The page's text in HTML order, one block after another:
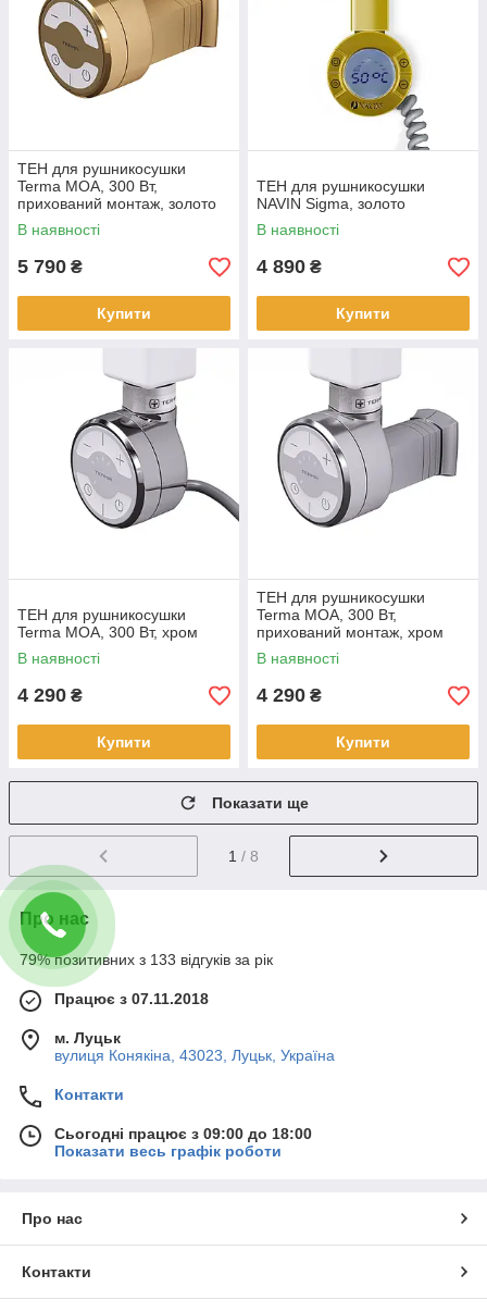
ТЕН для рушникосушки
Terma MOA, 300 Вт,
прихований монтаж, золото
В наявності
5 790 ₴
Купити
ТЕН для рушникосушки
NAVIN Sigma, золото
В наявності
4 890 ₴
Купити
ТЕН для рушникосушки
Terma MOA, 300 Вт, хром
В наявності
4 290 ₴
Купити
ТЕН для рушникосушки
Terma MOA, 300 Вт,
прихований монтаж, хром
В наявності
4 290 ₴
Купити
Показати ще
1 / 8
Про нас
79% позитивних з 133 відгуків за рік
Працює з 07.11.2018
м. Луцьк
вулиця Конякіна, 43023, Луцьк, Україна
Контакти
Сьогодні працює з 09:00 до 18:00
Показати весь графік роботи
Про нас
Контакти